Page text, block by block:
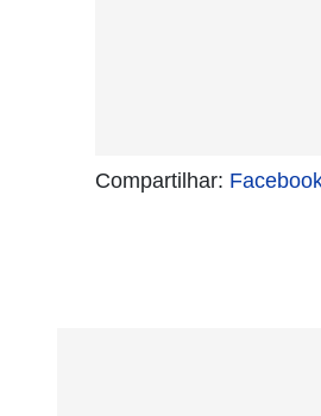
Compartilhar: